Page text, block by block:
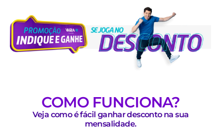
COMO FUNCIONA?
Veja como é fácil ganhar desconto na sua
mensalidade.